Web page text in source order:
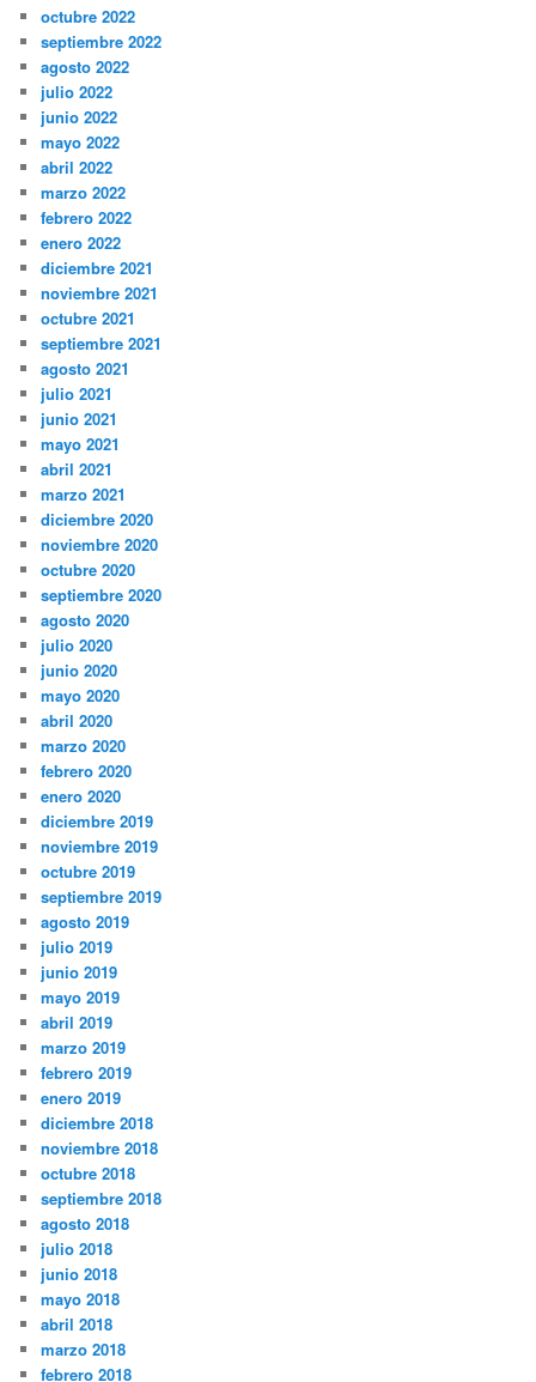
octubre 2022
septiembre 2022
agosto 2022
julio 2022
junio 2022
mayo 2022
abril 2022
marzo 2022
febrero 2022
enero 2022
diciembre 2021
noviembre 2021
octubre 2021
septiembre 2021
agosto 2021
julio 2021
junio 2021
mayo 2021
abril 2021
marzo 2021
diciembre 2020
noviembre 2020
octubre 2020
septiembre 2020
agosto 2020
julio 2020
junio 2020
mayo 2020
abril 2020
marzo 2020
febrero 2020
enero 2020
diciembre 2019
noviembre 2019
octubre 2019
septiembre 2019
agosto 2019
julio 2019
junio 2019
mayo 2019
abril 2019
marzo 2019
febrero 2019
enero 2019
diciembre 2018
noviembre 2018
octubre 2018
septiembre 2018
agosto 2018
julio 2018
junio 2018
mayo 2018
abril 2018
marzo 2018
febrero 2018